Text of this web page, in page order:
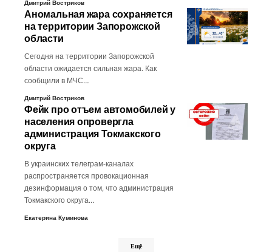
Дмитрий Востриков
Аномальная жара сохраняется
на территории Запорожской
области
Сегодня на территории Запорожской
области ожидается сильная жара. Как
сообщили в МЧС…
Дмитрий Востриков
Фейк про отъем автомобилей у
населения опровергла
администрация Токмакского
округа
В украинских телеграм-каналах
распространяется провокационная
дезинформация о том, что администрация
Токмакского округа…
Екатерина Куминова
Ещё